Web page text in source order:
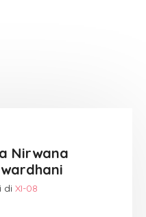
Nirwana
diXI-08